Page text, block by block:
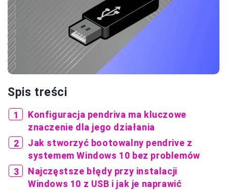
Spis treści
Konfiguracja pendriva ma kluczowe
znaczenie dla jego działania
Jak stworzyć bootowalny pendrive z
systemem Windows 10 bez problemów
Najczęstsze błędy przy instalacji
Windows 10 z USB i jak je naprawić